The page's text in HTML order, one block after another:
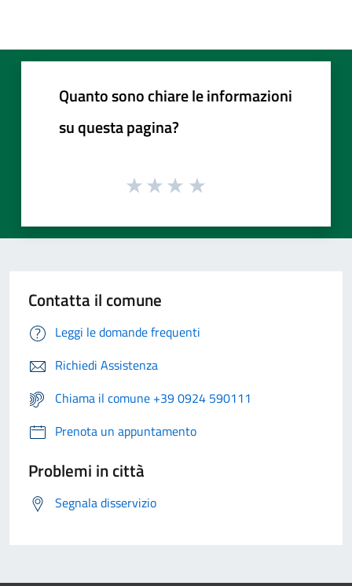
Quanto sono chiare le informazioni
su questa pagina?
Contatta il comune
Leggi le domande frequenti
Richiedi Assistenza
Chiama il comune +39 0924 590111
Prenota un appuntamento
Problemi in città
Segnala disservizio